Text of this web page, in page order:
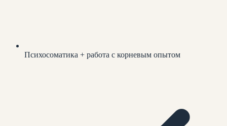
Психосоматика + работа с корневым опытом